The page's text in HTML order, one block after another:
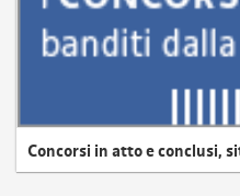
Concorsi in atto e conclusi,